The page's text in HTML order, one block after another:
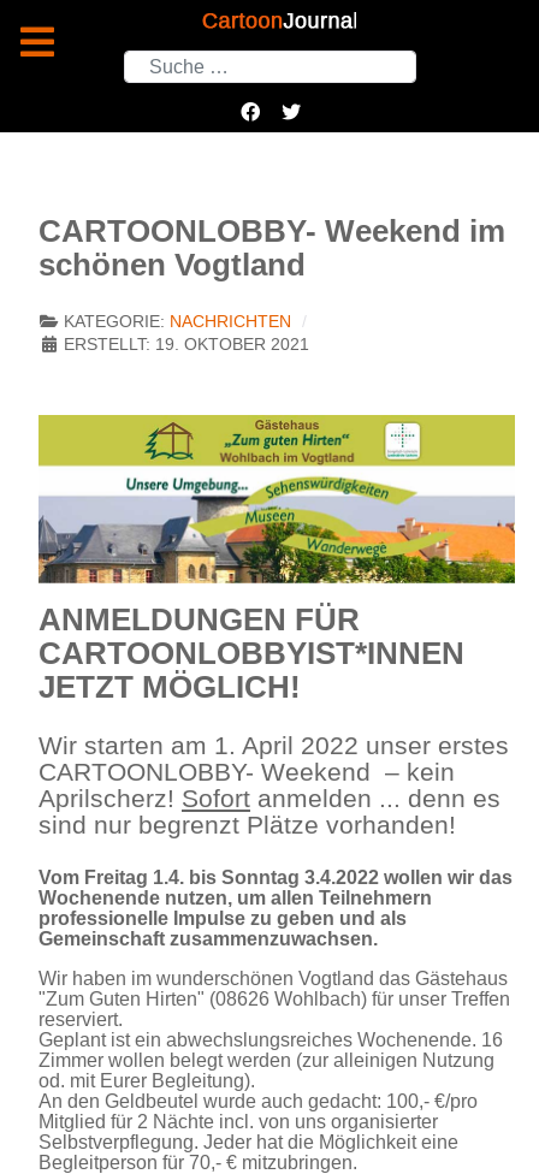
Suchen
CARTOONLOBBY- Weekend im
schönen Vogtland
KATEGORIE: NACHRICHTEN
ERSTELLT: 19. OKTOBER 2021
ANMELDUNGEN FÜR
CARTOONLOBBYIST*INNEN
JETZT MÖGLICH!
Wir starten am 1. April 2022 unser erstes
CARTOONLOBBY- Weekend – kein
Aprilscherz! Sofort anmelden ... denn es
sind nur begrenzt Plätze vorhanden!
Vom Freitag 1.4. bis Sonntag 3.4.2022 wollen wir das
Wochenende nutzen, um allen Teilnehmern
professionelle Impulse zu geben und als
Gemeinschaft zusammenzuwachsen.
Wir haben im wunderschönen Vogtland das Gästehaus
"Zum Guten Hirten" (08626 Wohlbach) für unser Treffen
reserviert.
Geplant ist ein abwechslungsreiches Wochenende. 16
Zimmer wollen belegt werden (zur alleinigen Nutzung
od. mit Eurer Begleitung).
An den Geldbeutel wurde auch gedacht: 100,- €/pro
Mitglied für 2 Nächte incl. von uns organisierter
Selbstverpflegung. Jeder hat die Möglichkeit eine
Begleitperson für 70,- € mitzubringen.